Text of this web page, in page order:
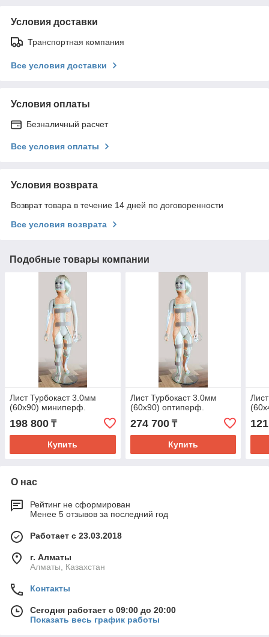
Условия доставки
Транспортная компания
Все условия доставки
Условия оплаты
Безналичный расчет
Все условия оплаты
Условия возврата
Возврат товара в течение 14 дней по договоренности
Все условия возврата
Подобные товары компании
Лист Турбокаст 3.0мм
(60х90) миниперф.
198 800 ₸
Купить
Лист Турбокаст 3.0мм
(60х90) оптиперф.
274 700₸
Купить
О нас
Рейтинг не сформирован
Менее 5 отзывов за последний год
Работает с 23.03.2018
г. Алматы
Алматы, Казахстан
Контакты
Сегодня работает с 09:00 до 20:00
Показать весь график работы